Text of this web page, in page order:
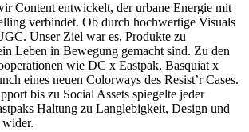
Content entwickelt, der urbane Energie mit
verbindet. Ob durch hochwertige Visuals
Unser Ziel war es, Produkte zu
Leben in Bewegung gemacht sind. Zu den
wie DC x Eastpak, Basquiat x
eines neuen Colorways des Resist’r Cases.
bis zu Social Assets spiegelte jeder
Haltung zu Langlebigkeit, Design und